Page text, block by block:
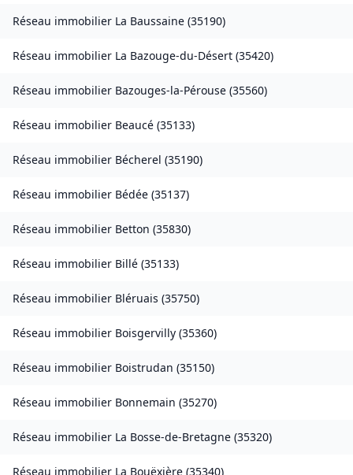
Réseau immobilier La Baussaine (35190)
Réseau immobilier La Bazouge-du-Désert (35420)
Réseau immobilier Bazouges-la-Pérouse (35560)
Réseau immobilier Beaucé (35133)
Réseau immobilier Bécherel (35190)
Réseau immobilier Bédée (35137)
Réseau immobilier Betton (35830)
Réseau immobilier Billé (35133)
Réseau immobilier Bléruais (35750)
Réseau immobilier Boisgervilly (35360)
Réseau immobilier Boistrudan (35150)
Réseau immobilier Bonnemain (35270)
Réseau immobilier La Bosse-de-Bretagne (35320)
Réseau immobilier La Bouëxière (35340)